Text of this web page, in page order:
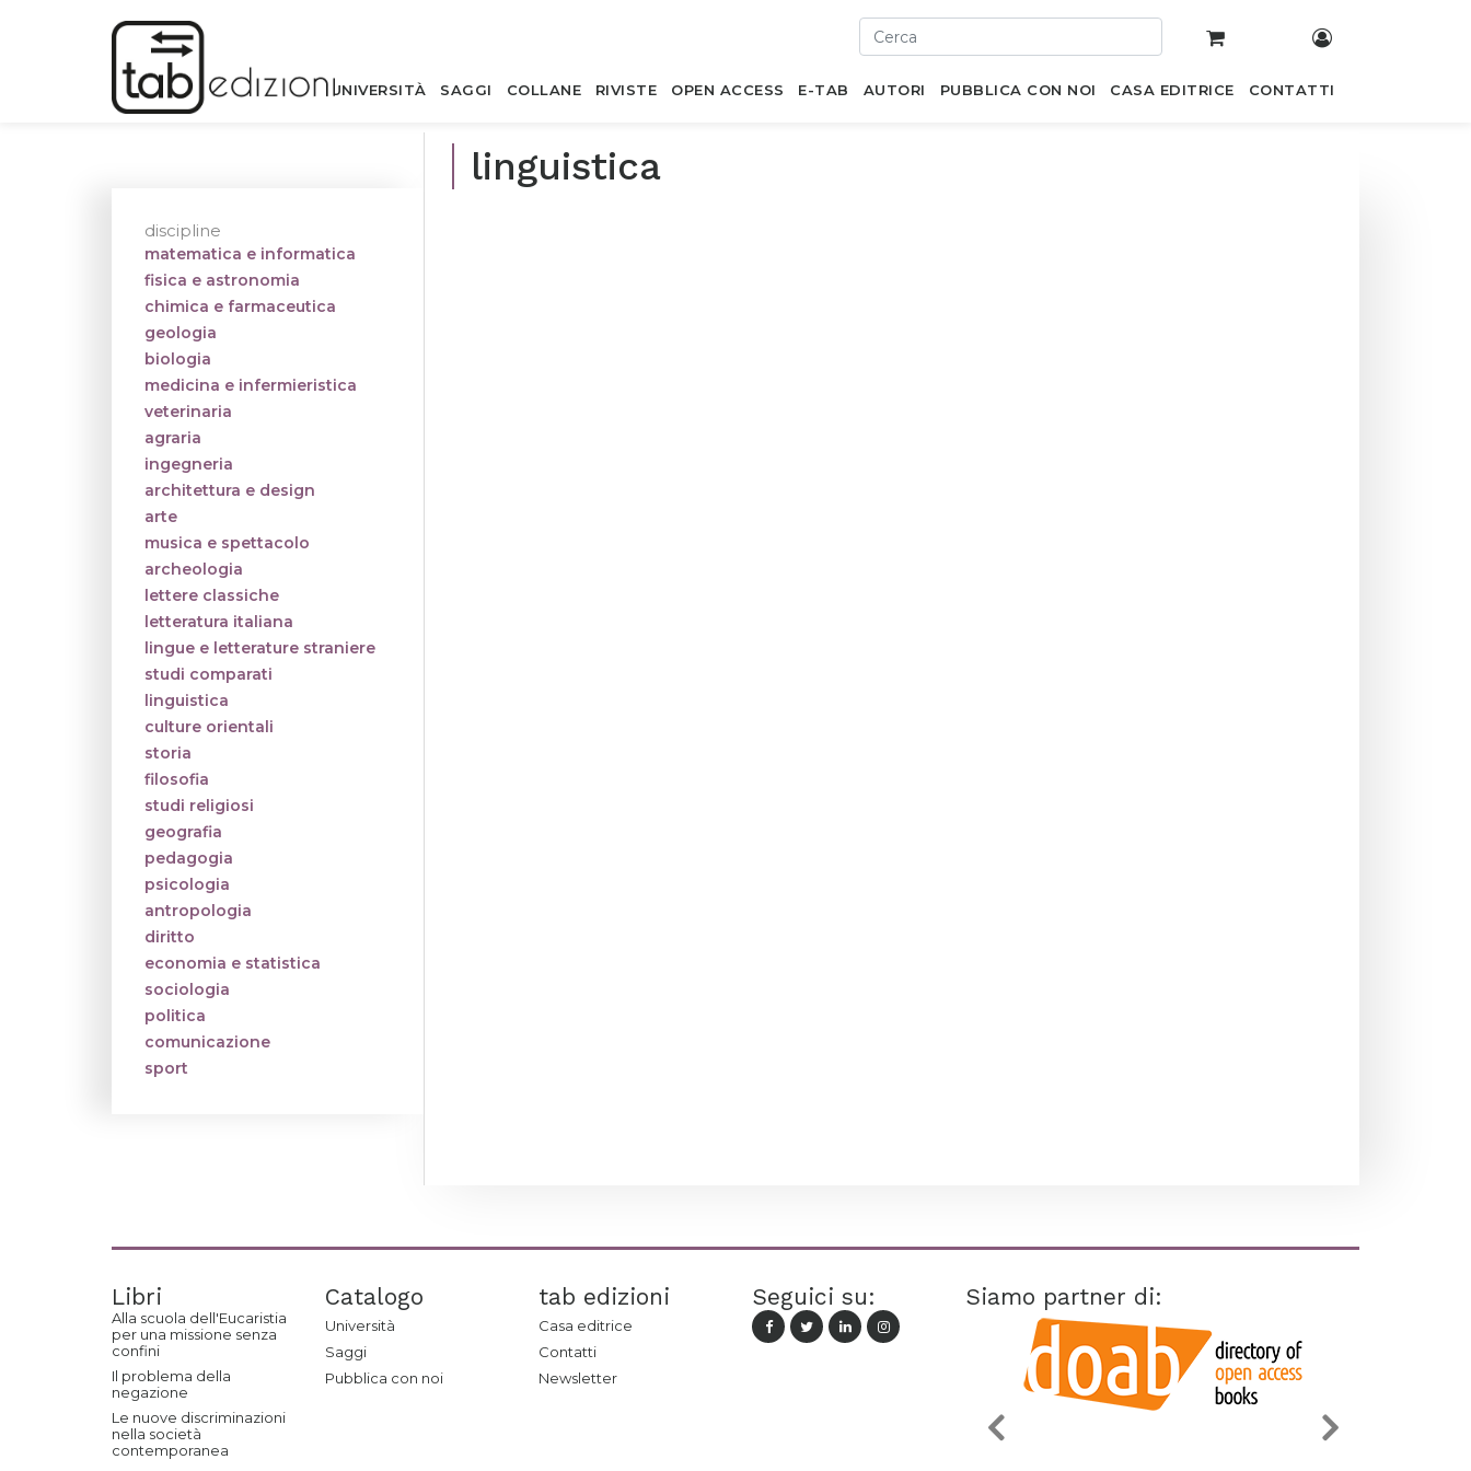
UNIVERSITÀ SAGGI COLLANE RIVISTE OPEN ACCESS E-TAB AUTORI PUBBLICA CON NOI CASA EDITRICE CONTATTI
linguistica
discipline
matematica e informatica
fisica e astronomia
chimica e farmaceutica
geologia
biologia
medicina e infermieristica
veterinaria
agraria
ingegneria
architettura e design
arte
musica e spettacolo
archeologia
lettere classiche
letteratura italiana
lingue e letterature straniere
studi comparati
linguistica
culture orientali
storia
filosofia
studi religiosi
geografia
pedagogia
psicologia
antropologia
diritto
economia e statistica
sociologia
politica
comunicazione
sport
Libri
Alla scuola dell'Eucaristia
per una missione senza
confini
Il problema della
negazione
Le nuove discriminazioni
nella società
contemporanea
Catalogo
Università
Saggi
Pubblica con noi
tab edizioni
Casa editrice
Contatti
Newsletter
Seguici su: Siamo partner di: